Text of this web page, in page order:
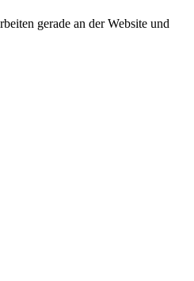
gerade an der Website und